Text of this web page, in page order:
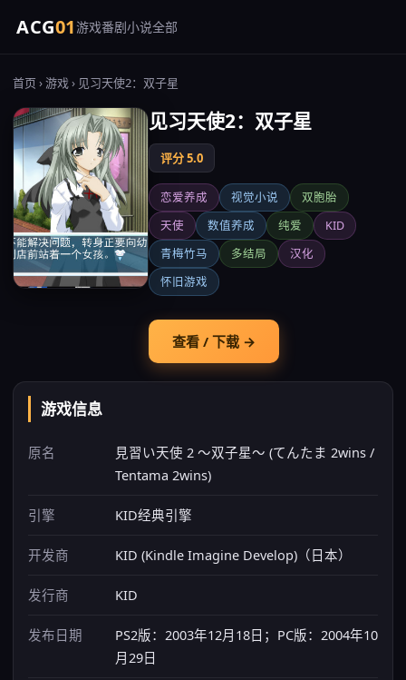
ACG01游戏番剧小说全部
首页 ›游戏› 见习天使2：双子星
见习天使2：双子星
评分 5.0
恋爱养成 视觉小说
双胞胎
天使
数值养成 纯爱
KID
青梅竹马
多结局
汉化
怀旧游戏
查看 / 下载 →
游戏信息
原名
見習い天使 2 ～双子星～ (てんたま 2wins /
Tentama 2wins)
引擎 KID经典引擎
开发商 KID (Kindle Imagine Develop)（日本）
发行商 KID
发布日期
PS2版：2003年12月18日；PC版：2004年10
月29日